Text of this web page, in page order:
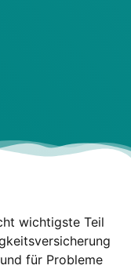
wich­tigs­te Teil
für Pro­ble­me